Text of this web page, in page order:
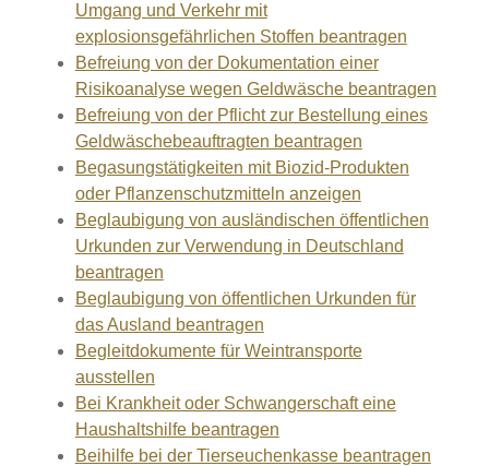
Umgang und Verkehr mit
explosionsgefährlichen Stoffen beantragen
Befreiung von der Dokumentation einer
Risikoanalyse wegen Geldwäsche beantragen
Befreiung von der Pflicht zur Bestellung eines
Geldwäschebeauftragten beantragen
Begasungstätigkeiten mit Biozid-Produkten
oder Pflanzenschutzmitteln anzeigen
Beglaubigung von ausländischen öffentlichen
Urkunden zur Verwendung in Deutschland
beantragen
Beglaubigung von öffentlichen Urkunden für
das Ausland beantragen
Begleitdokumente für Weintransporte
ausstellen
Bei Krankheit oder Schwangerschaft eine
Haushaltshilfe beantragen
Beihilfe bei der Tierseuchenkasse beantragen